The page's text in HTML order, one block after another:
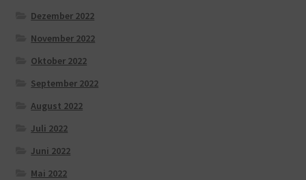
Dezember 2022
November 2022
Oktober 2022
September 2022
August 2022
Juli 2022
Juni 2022
Mai 2022